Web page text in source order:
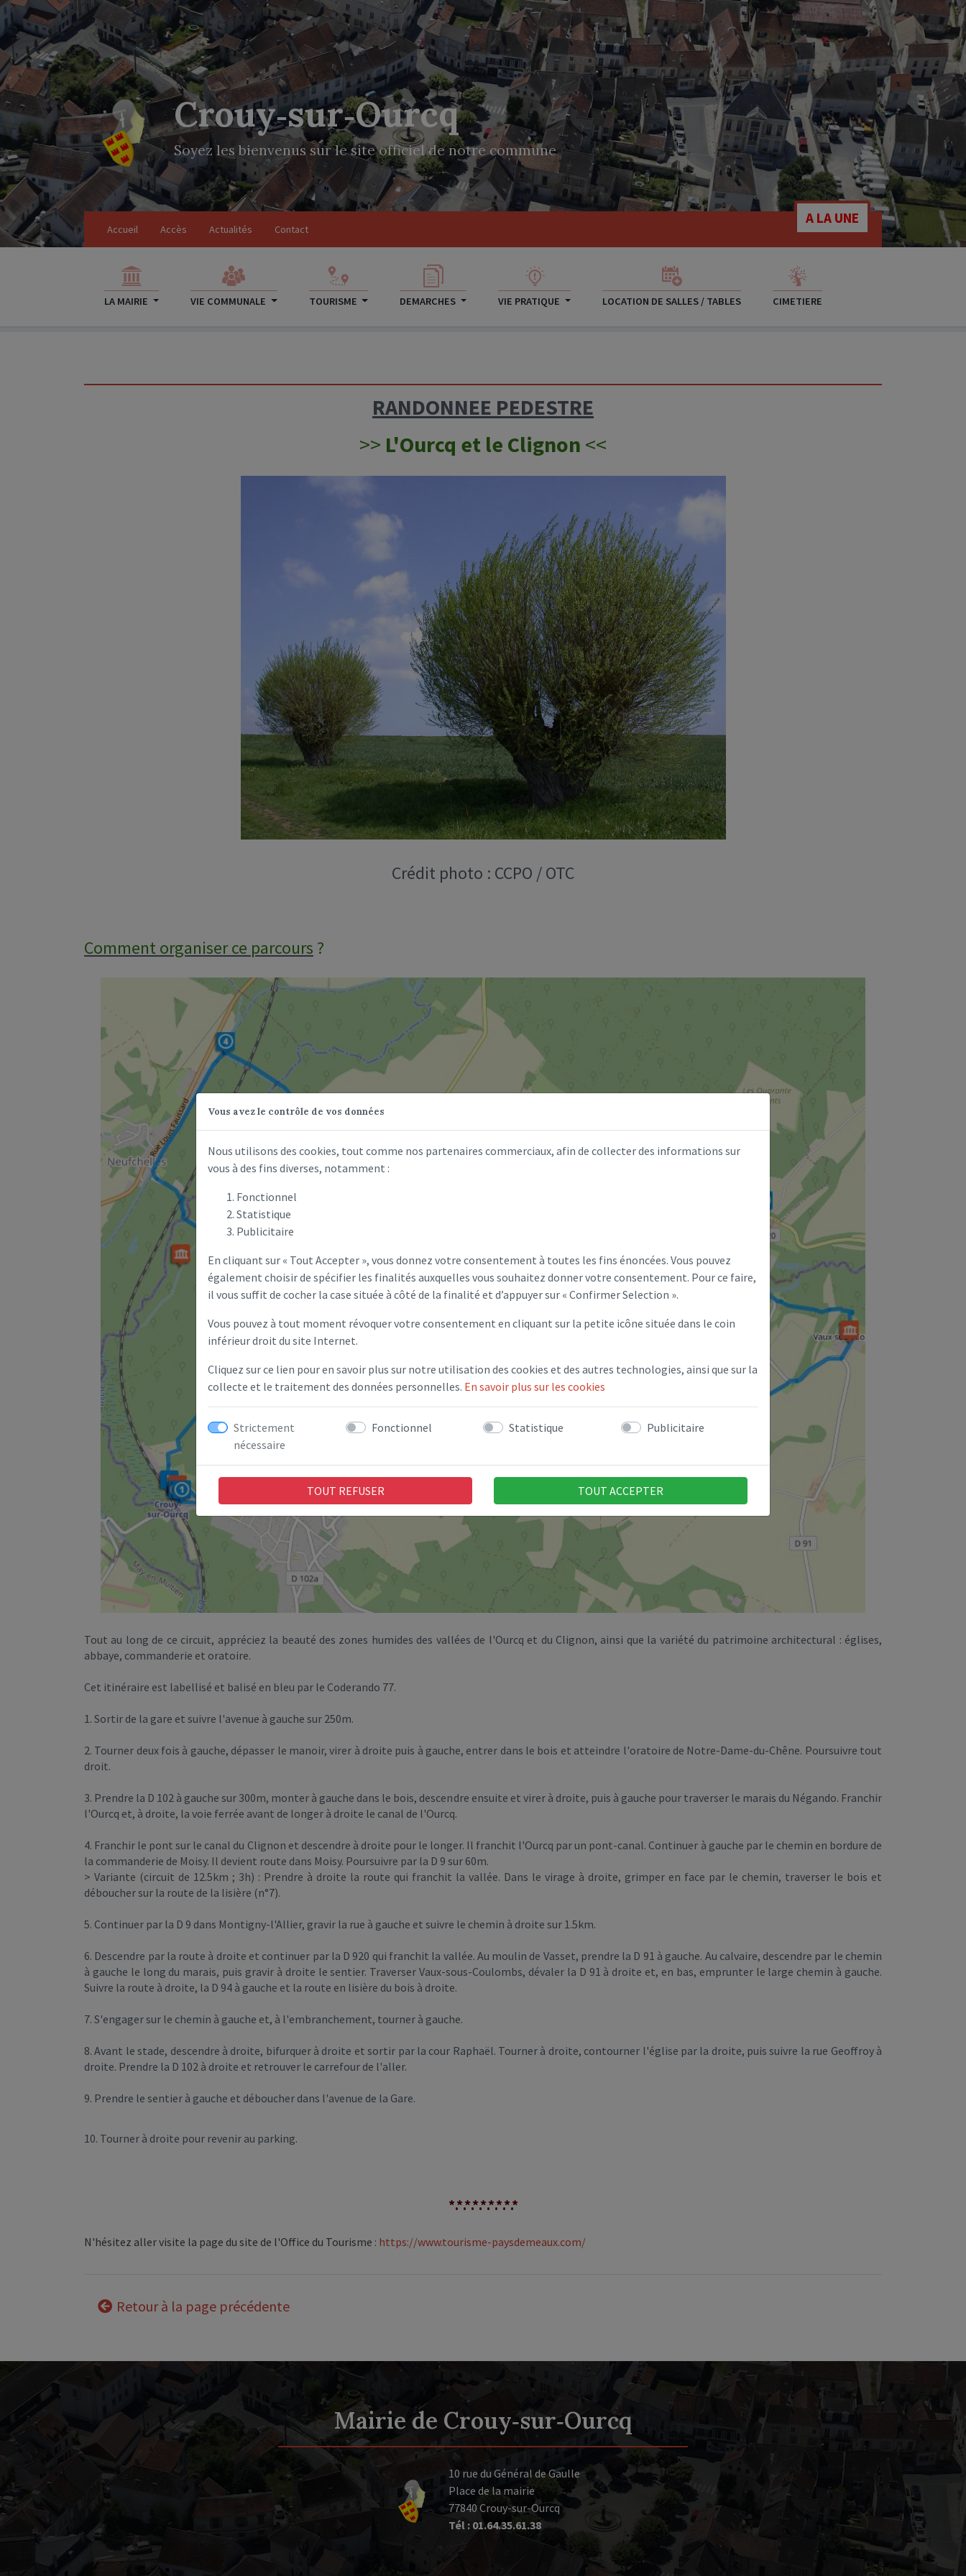
Vous avez le contrôle de vos données
Nous utilisons des cookies, tout comme nos partenaires commerciaux, afin de collecter des informations sur
vous à des fins diverses, notamment :
Fonctionnel
Statistique
Publicitaire
En cliquant sur « Tout Accepter », vous donnez votre consentement à toutes les fins énoncées. Vous pouvez
également choisir de spécifier les finalités auxquelles vous souhaitez donner votre consentement. Pour ce faire,
il vous suffit de cocher la case située à côté de la finalité et d’appuyer sur « Confirmer Selection ».
Vous pouvez à tout moment révoquer votre consentement en cliquant sur la petite icône située dans le coin
inférieur droit du site Internet.
Cliquez sur ce lien pour en savoir plus sur notre utilisation des cookies et des autres technologies, ainsi que sur la
collecte et le traitement des données personnelles. En savoir plus sur les cookies
Strictement
nécessaire
Fonctionnel Statistique Publicitaire
TOUT REFUSER TOUT ACCEPTER
Crouy‑sur‑Ourcq
Soyez les bienvenus sur le site officiel de notre commune
Accueil Accès Actualités Contact
A LA UNE
LA MAIRIE VIE COMMUNALE TOURISME DEMARCHES VIE PRATIQUE LOCATION DE SALLES / TABLES CIMETIERE
RANDONNEE PEDESTRE
>> L'Ourcq et le Clignon <<
Crédit photo : CCPO / OTC
Comment organiser ce parcours ?
Tout au long de ce circuit, appréciez la beauté des zones humides des vallées de l'Ourcq et du Clignon, ainsi que la variété du patrimoine architectural : églises,
abbaye, commanderie et oratoire.
Cet itinéraire est labellisé et balisé en bleu par le Coderando 77.
1. Sortir de la gare et suivre l'avenue à gauche sur 250m.
2. Tourner deux fois à gauche, dépasser le manoir, virer à droite puis à gauche, entrer dans le bois et atteindre l'oratoire de Notre-Dame-du-Chêne. Poursuivre tout
droit.
3. Prendre la D 102 à gauche sur 300m, monter à gauche dans le bois, descendre ensuite et virer à droite, puis à gauche pour traverser le marais du Négando. Franchir
l'Ourcq et, à droite, la voie ferrée avant de longer à droite le canal de l'Ourcq.
4. Franchir le pont sur le canal du Clignon et descendre à droite pour le longer. Il franchit l'Ourcq par un pont-canal. Continuer à gauche par le chemin en bordure de
la commanderie de Moisy. Il devient route dans Moisy. Poursuivre par la D 9 sur 60m.
> Variante (circuit de 12.5km ; 3h) : Prendre à droite la route qui franchit la vallée. Dans le virage à droite, grimper en face par le chemin, traverser le bois et
déboucher sur la route de la lisière (n°7).
5. Continuer par la D 9 dans Montigny-l'Allier, gravir la rue à gauche et suivre le chemin à droite sur 1.5km.
6. Descendre par la route à droite et continuer par la D 920 qui franchit la vallée. Au moulin de Vasset, prendre la D 91 à gauche. Au calvaire, descendre par le chemin
à gauche le long du marais, puis gravir à droite le sentier. Traverser Vaux-sous-Coulombs, dévaler la D 91 à droite et, en bas, emprunter le large chemin à gauche.
Suivre la route à droite, la D 94 à gauche et la route en lisière du bois à droite.
7. S'engager sur le chemin à gauche et, à l'embranchement, tourner à gauche.
8. Avant le stade, descendre à droite, bifurquer à droite et sortir par la cour Raphaël. Tourner à droite, contourner l'église par la droite, puis suivre la rue Geoffroy à
droite. Prendre la D 102 à droite et retrouver le carrefour de l'aller.
9. Prendre le sentier à gauche et déboucher dans l'avenue de la Gare.
10. Tourner à droite pour revenir au parking.
*.*.*.*.*.*.*.*.*
N'hésitez aller visite la page du site de l'Office du Tourisme : https://www.tourisme-paysdemeaux.com/
Retour à la page précédente
Mairie de Crouy‑sur‑Ourcq
10 rue du Général de Gaulle
Place de la mairie
77840 Crouy-sur-Ourcq
Tél : 01.64.35.61.38